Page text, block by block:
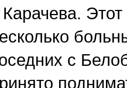
Карачева.
с